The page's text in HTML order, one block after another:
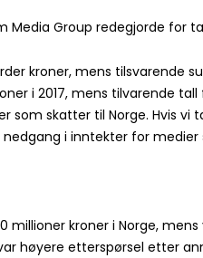
Media Group redegjorde for
kroner, mens tilsvarende
i 2017, mens tilvarende
som skatter til Norge. Hvis
i inntekter for medier
millioner kroner i Norge,
høyere etterspørsel etter